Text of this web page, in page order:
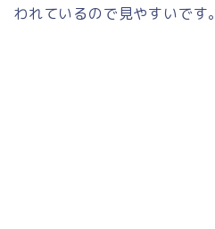
われているので見やすいです。